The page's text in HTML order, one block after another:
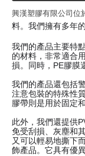
興漢塑膠有限公司位
料。我們擁有多年
我們的產品主要特
的材料，非常適合
損。同時，PE膠膜
我們的產品還包括
注意包裝的特殊性
膠帶則是用於固定
此外，我們還提供
免受刮損、灰塵和
又可以輕易地撕下
飾產品。它具有優